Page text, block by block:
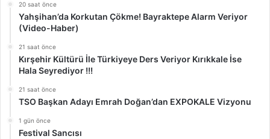
20 saat önce
Yahşihan’da Korkutan Çökme! Bayraktepe Alarm Veriyor
(Video-Haber)
21 saat önce
Kırşehir Kültürü İle Türkiyeye Ders Veriyor Kırıkkale İse
Hala Seyrediyor !!!
21 saat önce
TSO Başkan Adayı Emrah Doğan’dan EXPOKALE Vizyonu
1 gün önce
Festival Sancısı